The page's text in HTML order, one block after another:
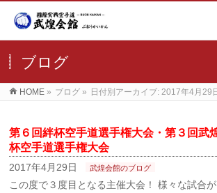
ブログ
HOME » ブログ » 日付別アーカイブ: 2017年4月29
第６回絆杯空手道選手権大会・第３回武
杯空手道選手権大会
2017年4月29日 武煌会館のブログ
この度で３度目となる主催大会！ 様々な試合が